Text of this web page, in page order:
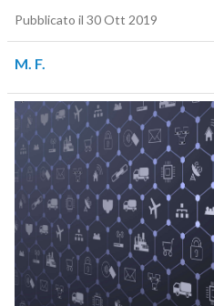
Pubblicato il 30 Ott 2019
M. F.